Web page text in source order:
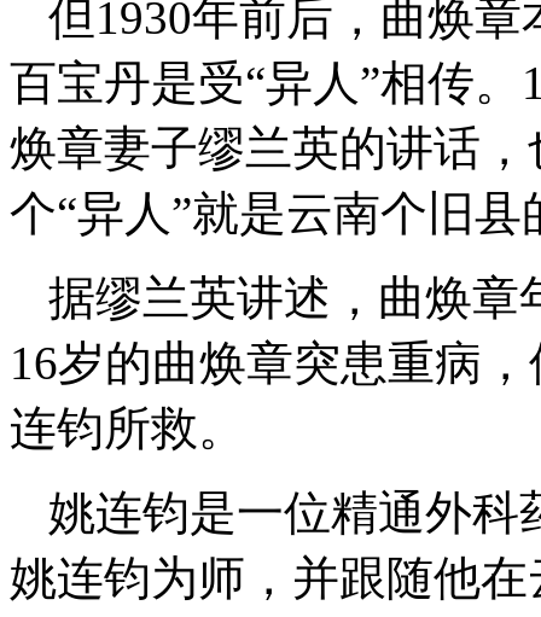
但1930年前后，曲焕
百宝丹是受“异人”相传
焕章妻子缪兰英的讲话
个“异人”就是云南个旧县
据缪兰英讲述，曲焕章
16岁的曲焕章突患重病
连钧所救。
姚连钧是一位精通外科
姚连钧为师，并跟随他